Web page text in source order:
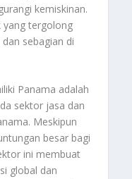
kemiskinan.
yang tergolong
sebagian di
Panama adalah
sektor jasa dan
Meskipun
besar bagi
ini membuat
global dan